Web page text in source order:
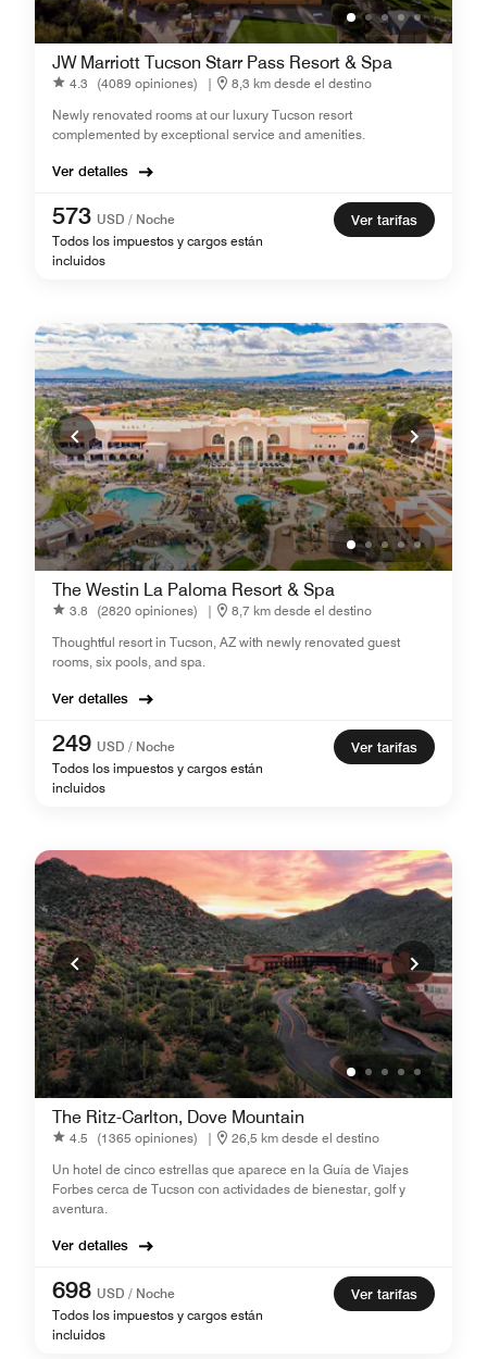
JW Marriott Tucson Starr Pass Resort & Spa
4.3 (4089 opiniones) |
8,3 km desde el destino
Newly renovated rooms at our luxury Tucson resort
complemented by exceptional service and amenities.
Ver detalles
573 USD / Noche
Todos los impuestos y cargos están
incluidos
Ver tarifas
The Westin La Paloma Resort & Spa
3.8 (2820 opiniones) |
8,7 km desde el destino
Thoughtful resort in Tucson, AZ with newly renovated guest
rooms, six pools, and spa.
Ver detalles
249 USD / Noche
Todos los impuestos y cargos están
incluidos
Ver tarifas
The Ritz-Carlton, Dove Mountain
4.5 (1365 opiniones) |
26,5 km desde el destino
Un hotel de cinco estrellas que aparece en la Guía de Viajes
Forbes cerca de Tucson con actividades de bienestar, golf y
aventura.
Ver detalles
698 USD / Noche
Todos los impuestos y cargos están
incluidos
Ver tarifas